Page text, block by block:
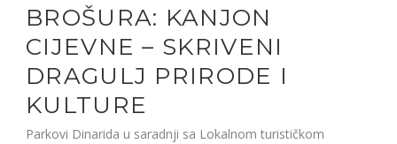
BROŠURA: KANJON
CIJEVNE – SKRIVENI
DRAGULJ PRIRODE I
KULTURE
Parkovi Dinarida u saradnji sa Lokalnom turističkom